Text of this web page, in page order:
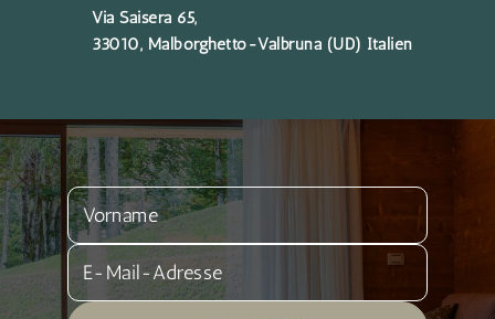
Via Saisera 65,
33010, Malborghetto-Valbruna (UD) Italien